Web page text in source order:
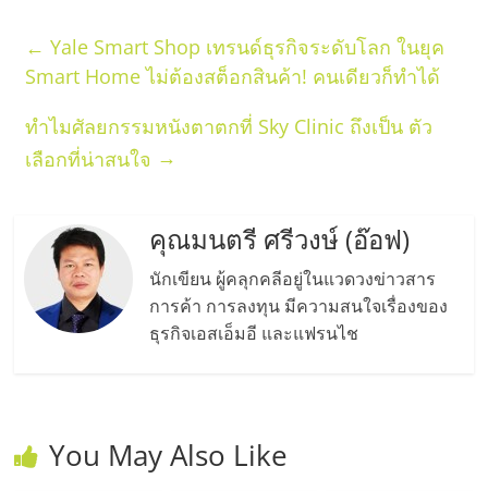
← Yale Smart Shop เทรนด์ธุรกิจระดับโลก ในยุค
Smart Home ไม่ต้องสต็อกสินค้า! คนเดียวก็ทำได้
ทำไมศัลยกรรมหนังตาตกที่ Sky Clinic ถึงเป็น ตัว
เลือกที่น่าสนใจ →
คุณมนตรี ศรีวงษ์ (อ๊อฟ)
นักเขียน ผู้คลุกคลีอยู่ในแวดวงข่าวสาร
การค้า การลงทุน มีความสนใจเรื่องของ
ธุรกิจเอสเอ็มอี และแฟรนไช
You May Also Like